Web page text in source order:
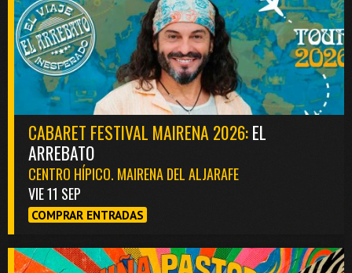
CABARET FESTIVAL MAIRENA 2026:EL
ARREBATO
CENTRO HÍPICO. MAIRENA DEL ALJARAFE
VIE 11 SEP
COMPRAR ENTRADAS